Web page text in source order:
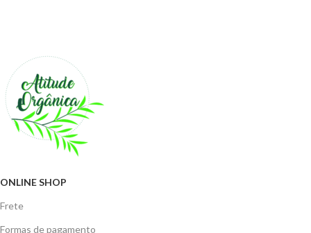
ONLINE SHOP
Frete
Formas de pagamento